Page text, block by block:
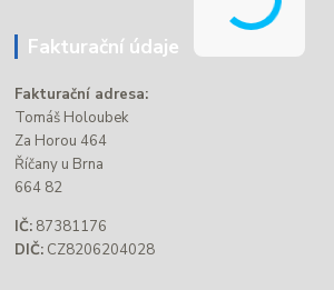
Fakturační údaje
Fakturační adresa:
Tomáš Holoubek
Za Horou 464
Říčany u Brna
664 82
IČ: 87381176
DIČ: CZ8206204028